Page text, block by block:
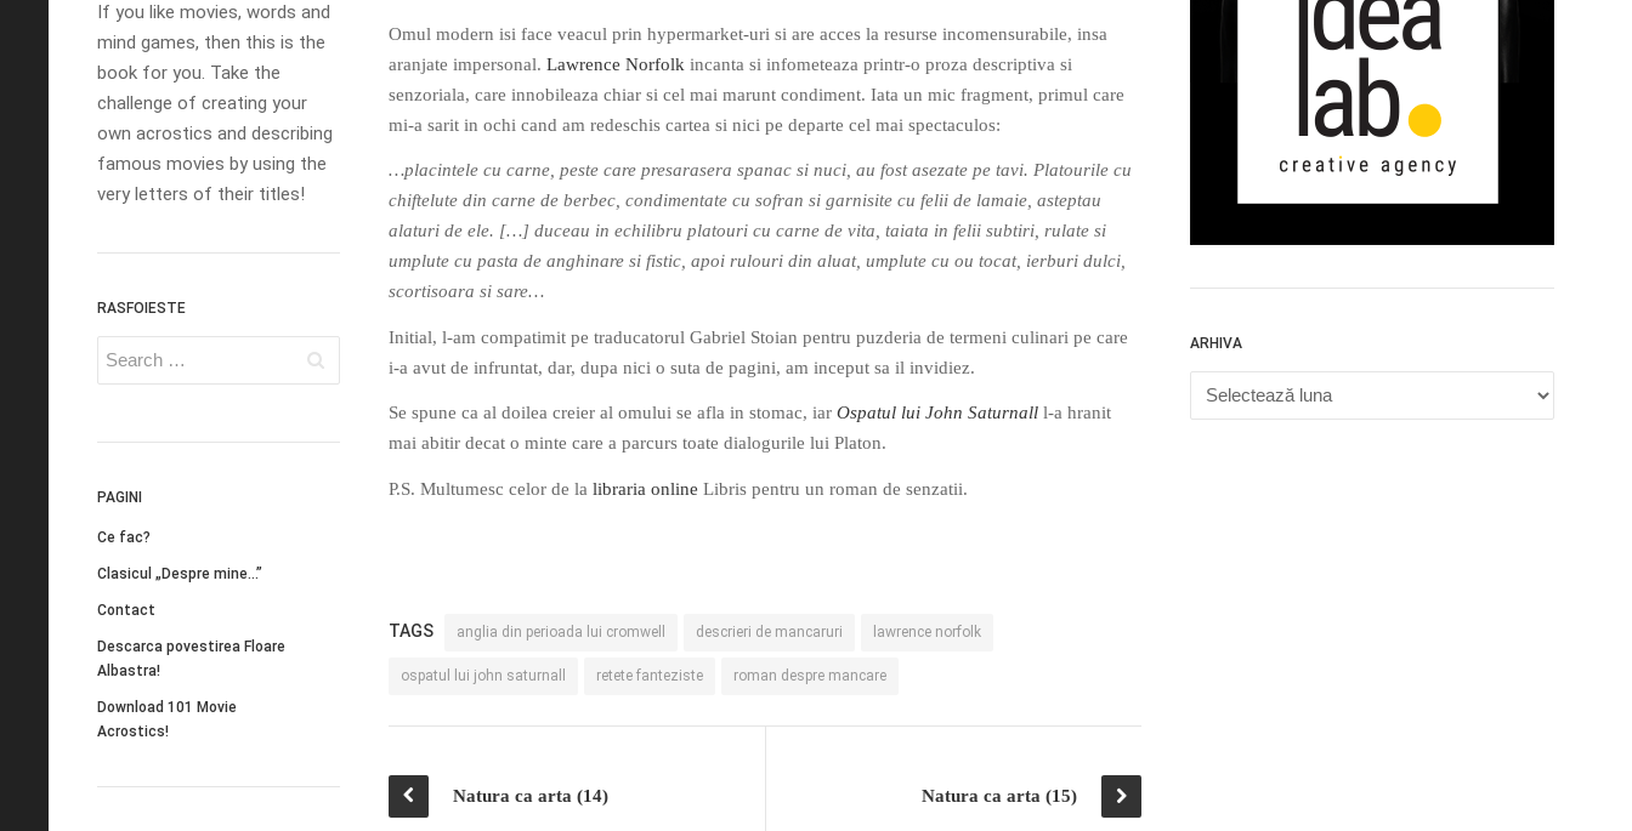
If you like movies, words and
mind games, then this is the
book for you. Take the
challenge of creating your
own acrostics and describing
famous movies by using the
very letters of their titles!
RASFOIESTE
PAGINI
Ce fac?
Clasicul „Despre mine…”
Contact
Descarca povestirea Floare
Albastra!
Download 101 Movie
Acrostics!
Omul modern isi face veacul prin hypermarket-uri si are acces la resurse incomensurabile, insa
aranjate impersonal. Lawrence Norfolk incanta si infometeaza printr-o proza descriptiva si
senzoriala, care innobileaza chiar si cel mai marunt condiment. Iata un mic fragment, primul care
mi-a sarit in ochi cand am redeschis cartea si nici pe departe cel mai spectaculos:
…placintele cu carne, peste care presarasera spanac si nuci, au fost asezate pe tavi. Platourile cu
chiftelute din carne de berbec, condimentate cu sofran si garnisite cu felii de lamaie, asteptau
alaturi de ele. […] duceau in echilibru platouri cu carne de vita, taiata in felii subtiri, rulate si
umplute cu pasta de anghinare si fistic, apoi rulouri din aluat, umplute cu ou tocat, ierburi dulci,
scortisoara si sare…
Initial, l-am compatimit pe traducatorul Gabriel Stoian pentru puzderia de termeni culinari pe care
i-a avut de infruntat, dar, dupa nici o suta de pagini, am inceput sa il invidiez.
Se spune ca al doilea creier al omului se afla in stomac, iar Ospatul lui John Saturnall l-a hranit
mai abitir decat o minte care a parcurs toate dialogurile lui Platon.
P.S. Multumesc celor de la libraria online Libris pentru un roman de senzatii.
TAGS anglia din perioada lui cromwell descrieri de mancaruri lawrence norfolk
ospatul lui john saturnall retete fanteziste roman despre mancare
Natura ca arta (14) Natura ca arta (15)
ARHIVA
Arhiva